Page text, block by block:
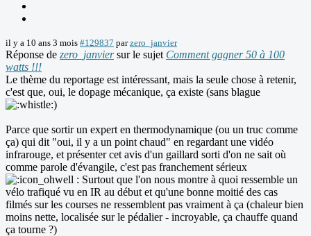
il y a 10 ans 3 mois #129837 parzero_janvier
Réponse de zero_janviersur le sujet Comment gagner 50 à 100
watts !!!
Le thème du reportage est intéressant, mais la seule chose à retenir,
c'est que, oui, le dopage mécanique, ça existe (sans blague
)
Parce que sortir un expert en thermodynamique (ou un truc comme
ça) qui dit "oui, il y a un point chaud" en regardant une vidéo
infrarouge, et présenter cet avis d'un gaillard sorti d'on ne sait où
comme parole d'évangile, c'est pas franchement sérieux
: Surtout que l'on nous montre à quoi ressemble un
vélo trafiqué vu en IR au début et qu'une bonne moitié des cas
filmés sur les courses ne ressemblent pas vraiment à ça (chaleur bien
moins nette, localisée sur le pédalier - incroyable, ça chauffe quand
ça tourne ?)